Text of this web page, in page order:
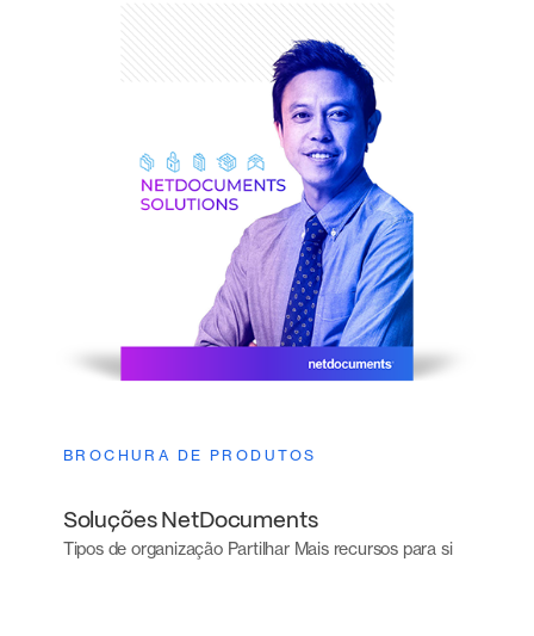
BROCHURA DE PRODUTOS
Soluções NetDocuments
Tipos de organização Partilhar Mais recursos para si